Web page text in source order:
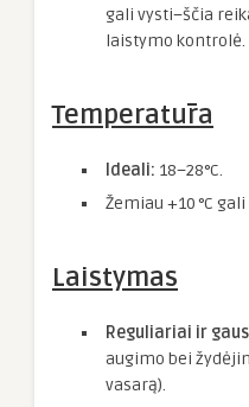
gali vysti–ščia
laistymo kontrolė.
Temperatūra
Ideali: 18–28°C.
Žemiau +10 °C
Laistymas
Reguliariai ir
augimo bei
vasarą).